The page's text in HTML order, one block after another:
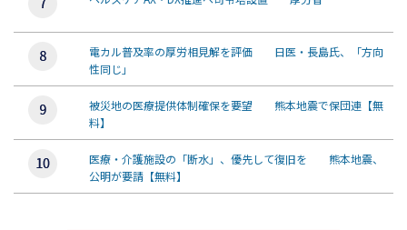
電カル普及率の厚労相見解を評価 日医・長島氏、「方向
性同じ」
被災地の医療提供体制確保を要望 熊本地震で保団連【無
料】
医療・介護施設の「断水」、優先して復旧を 熊本地震、
公明が要請【無料】